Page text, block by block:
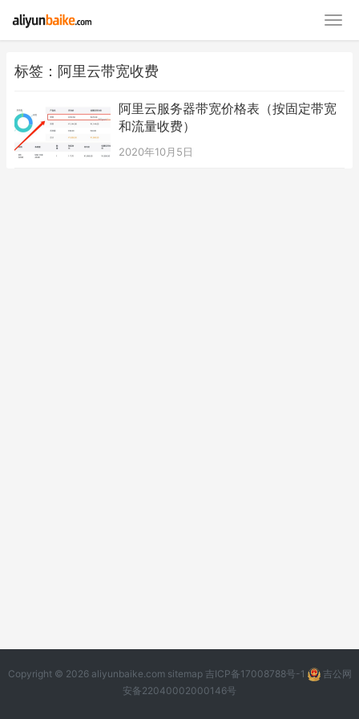
标签：阿里云带宽收费
阿里云服务器带宽价格表（按固定带宽
和流量收费）
2020年10月5日
Copyright © 2026 aliyunbaike.com sitemap 吉ICP备17008788号-1
吉公网
安备22040002000146号